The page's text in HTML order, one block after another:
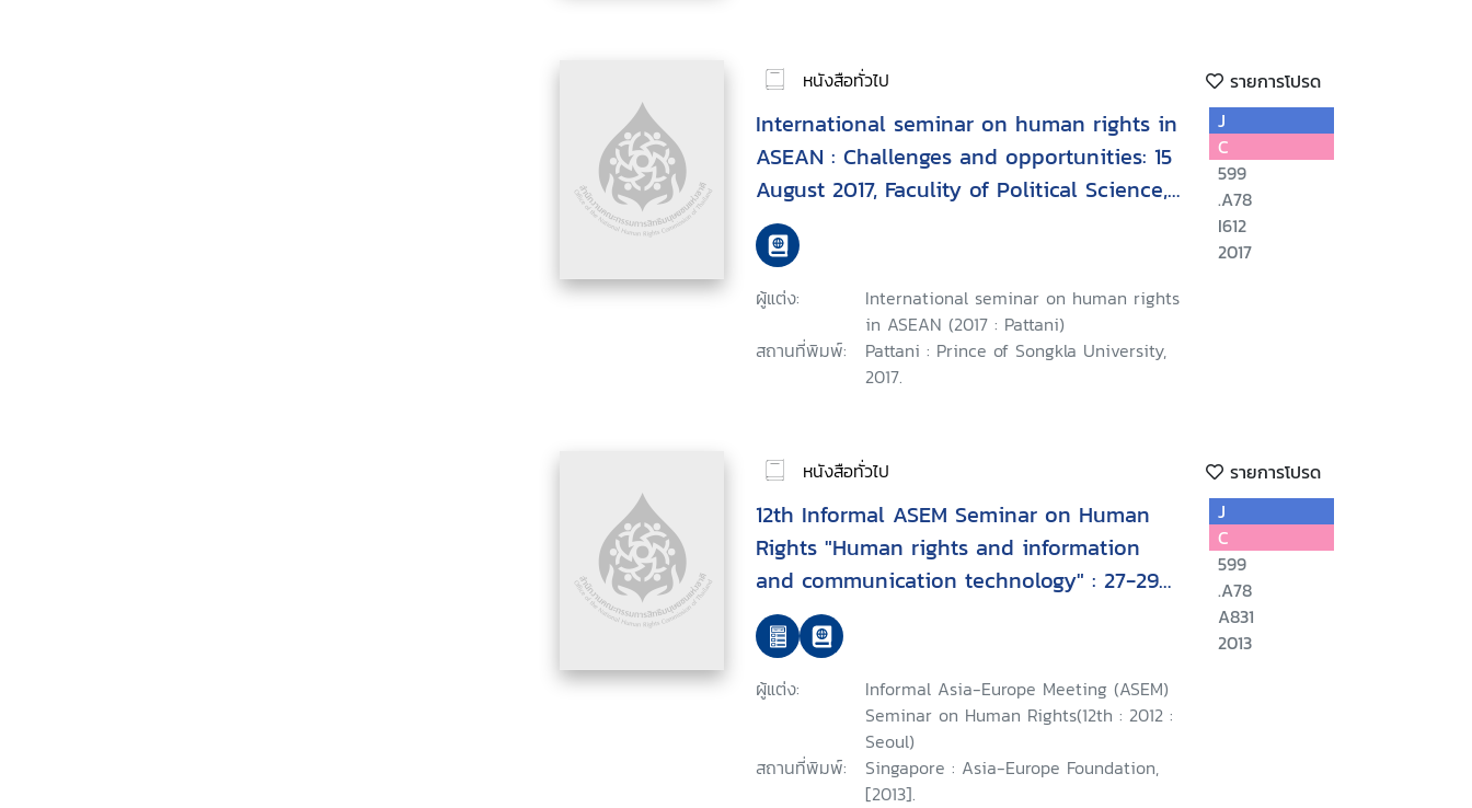
หนังสือทั่วไป รายการโปรด
International seminar on human rights in
ASEAN : Challenges and opportunities: 15
August 2017, Faculity of Political Science,
Prince of Songkla University, Pattani
Campus
ผู้แต่ง:
International seminar on human rights
in ASEAN (2017 : Pattani)
สถานที่พิมพ์:
Pattani : Prince of Songkla University,
2017.
J
C
599
.A78
I612
2017
หนังสือทั่วไป รายการโปรด
12th Informal ASEM Seminar on Human
Rights "Human rights and information
and communication technology" : 27-29
June 2012, Seoul, Republic of Korea
ผู้แต่ง:
Informal Asia-Europe Meeting (ASEM)
Seminar on Human Rights(12th : 2012 :
Seoul)
สถานที่พิมพ์:
Singapore : Asia-Europe Foundation,
[2013].
J
C
599
.A78
A831
2013